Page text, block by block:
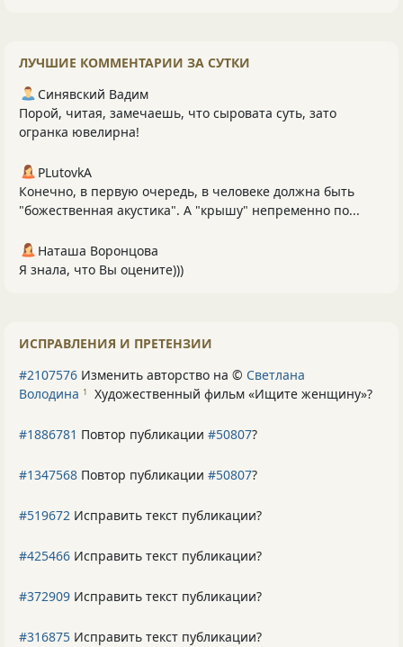
ЛУЧШИЕ КОММЕНТАРИИ ЗА СУТКИ
Синявский Вадим
Порой, читая, замечаешь, что сыровата суть, зато
огранка ювелирна!
PLutоvkА
Конечно, в первую очередь, в человеке должна быть
"божественная акустика". А "крышу" непременно по...
Наташа Воронцова
Я знала, что Вы оцените)))
ИСПРАВЛЕНИЯ И ПРЕТЕНЗИИ
#2107576 Изменить авторство на © Светлана
Володина 1 Художественный фильм «Ищите женщину»?
#1886781 Повтор публикации #50807?
#1347568 Повтор публикации #50807?
#519672 Исправить текст публикации?
#425466 Исправить текст публикации?
#372909 Исправить текст публикации?
#316875 Исправить текст публикации?